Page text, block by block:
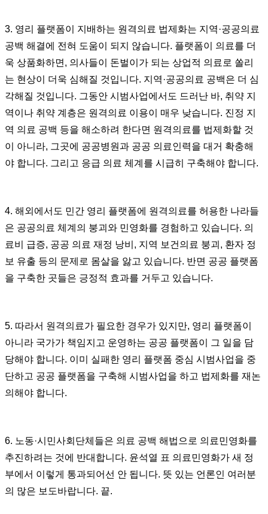
3. 영리 플랫폼이 지배하는 원격의료 법제화는 지역·공공의료
공백 해결에 전혀 도움이 되지 않습니다. 플랫폼이 의료를 더
욱 상품화하면, 의사들이 돈벌이가 되는 상업적 의료로 쏠리
는 현상이 더욱 심해질 것입니다. 지역·공공의료 공백은 더 심
각해질 것입니다. 그동안 시범사업에서도 드러난 바, 취약 지
역이나 취약 계층은 원격의료 이용이 매우 낮습니다. 진정 지
역 의료 공백 등을 해소하려 한다면 원격의료를 법제화할 것
이 아니라, 그곳에 공공병원과 공공 의료인력을 대거 확충해
야 합니다. 그리고 응급 의료 체계를 시급히 구축해야 합니다.
4. 해외에서도 민간 영리 플랫폼에 원격의료를 허용한 나라들
은 공공의료 체계의 붕괴와 민영화를 경험하고 있습니다. 의
료비 급증, 공공 의료 재정 낭비, 지역 보건의료 붕괴, 환자 정
보 유출 등의 문제로 몸살을 앓고 있습니다. 반면 공공 플랫폼
을 구축한 곳들은 긍정적 효과를 거두고 있습니다.
5. 따라서 원격의료가 필요한 경우가 있지만, 영리 플랫폼이
아니라 국가가 책임지고 운영하는 공공 플랫폼이 그 일을 담
당해야 합니다. 이미 실패한 영리 플랫폼 중심 시범사업을 중
단하고 공공 플랫폼을 구축해 시범사업을 하고 법제화를 재논
의해야 합니다.
6. 노동·시민사회단체들은 의료 공백 해법으로 의료민영화를
추진하려는 것에 반대합니다. 윤석열 표 의료민영화가 새 정
부에서 이렇게 통과되어선 안 됩니다. 뜻 있는 언론인 여러분
의 많은 보도바랍니다. 끝.